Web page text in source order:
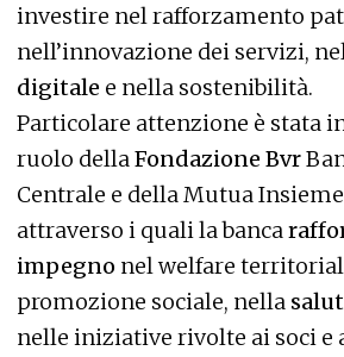
investire nel rafforzamento
nell’innovazione dei servizi,
digitale e nella sostenibilità.
Particolare attenzione è stata
ruolo dellaFondazione Bvr
Centrale e della Mutua
attraverso i quali la banca
impegno nel welfare
promozione sociale, nella
nelle iniziative rivolte ai soci e